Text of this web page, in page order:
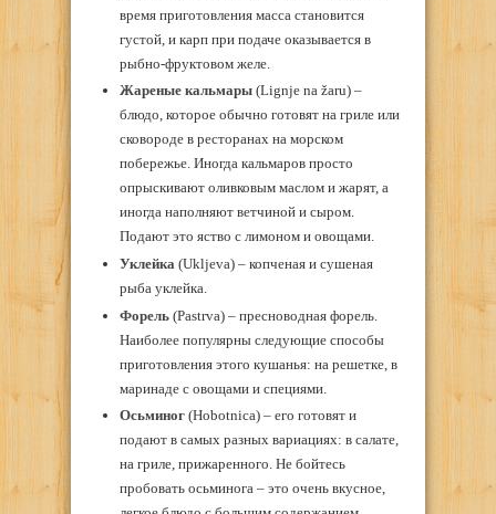
время приготовления масса становится
густой, и карп при подаче оказывается в
рыбно-фруктовом желе.
Жареные кальмары(Lignje na žaru) –
блюдо, которое обычно готовят на гриле или
сковороде в ресторанах на морском
побережье. Иногда кальмаров просто
опрыскивают оливковым маслом и жарят, а
иногда наполняют ветчиной и сыром.
Подают это яство с лимоном и овощами.
Уклейка (Ukljeva) – копченая и сушеная
рыба уклейка.
Форель(Pastrva) – пресноводная форель.
Наиболее популярны следующие способы
приготовления этого кушанья: на решетке, в
маринаде с овощами и специями.
Осьминог(Hobotnica) – его готовят и
подают в самых разных вариациях: в салате,
на гриле, прижаренного. Не бойтесь
пробовать осьминога – это очень вкусное,